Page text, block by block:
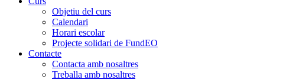
Objetiu del curs
Calendari
Horari escolar
Projecte solidari de FundEO
Contacte
Contacta amb nosaltres
Treballa amb nosaltres